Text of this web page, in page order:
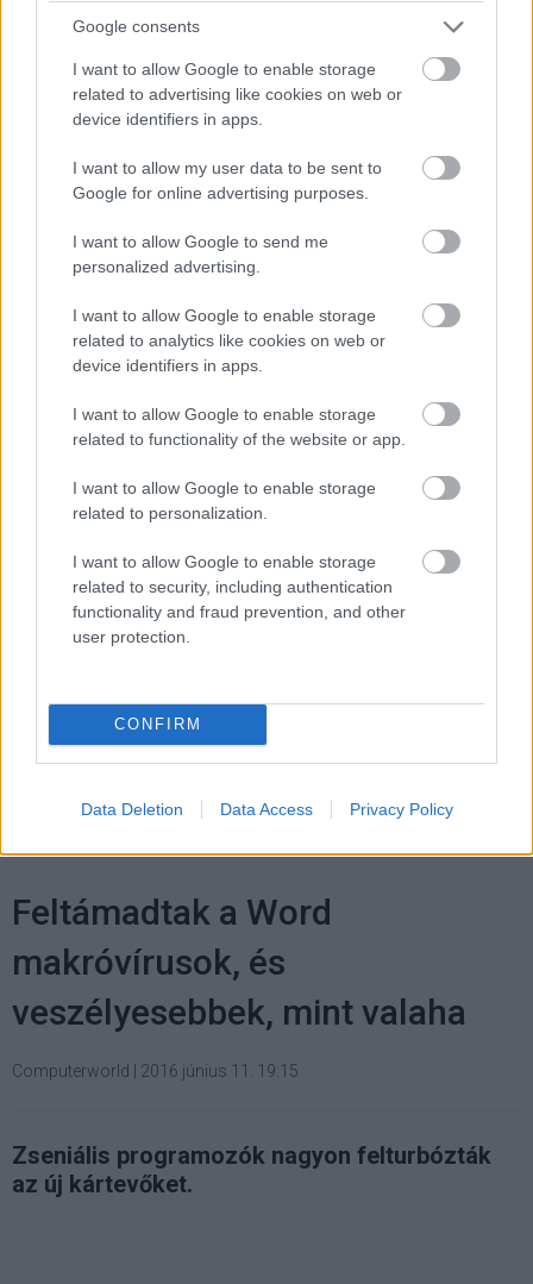
Google consents
I want to allow Google to enable storage
related to advertising like cookies on web or
device identifiers in apps.
I want to allow my user data to be sent to
Google for online advertising purposes.
I want to allow Google to send me
personalized advertising.
I want to allow Google to enable storage
related to analytics like cookies on web or
device identifiers in apps.
I want to allow Google to enable storage
related to functionality of the website or app.
I want to allow Google to enable storage
related to personalization.
I want to allow Google to enable storage
related to security, including authentication
functionality and fraud prevention, and other
user protection.
CONFIRM
Data Deletion Data Access Privacy Policy
A Google-t emellett az is zavarja, hogy bár minden évben
megjelenik egy új Android OS-változat, a frissítések a
mobilgyártók miatt lassan csorognak le a
felhasználókhoz. Egy új Android-változatnál négy évig is
eltart, míg jelentős piaci részesedést szerez, az iOS-nél
ugyanez pár hónap, és a szabadalmazott verzió ezen az
áldatlan helyzeten is változtatna.
Az elemző szerint legkésőbb 2017 elején kiderül, mit
tűnik: nyáron jön az Android N.
Diákok a munkaerőpiacon: Így formálják a 2026-os
trendeket a fiatalok elvárásai (X)
A diákoknak már nem elég a magas órabér,
forráskód
#szabalmazott rendszer #mobil os
#ios
#technológia
Feltámadtak a Word
makróvírusok, és
veszélyesebbek, mint valaha
Computerworld | 2016 június 11. 19:15
Zseniális programozók nagyon felturbózták
az új kártevőket.